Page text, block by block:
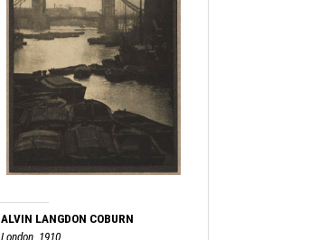
ALVIN LANGDON COBURN
London, 1910